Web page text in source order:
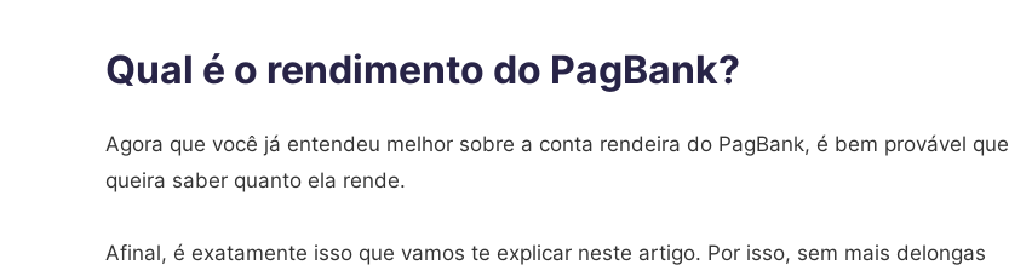
Qual é o rendimento do PagBank?
Agora que você já entendeu melhor sobre a conta rendeira do PagBank, é bem provável que
queira saber quanto ela rende.
Afinal, é exatamente isso que vamos te explicar neste artigo. Por isso, sem mais delongas